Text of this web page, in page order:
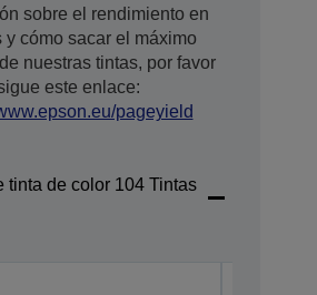
sobre el rendimiento en
y cómo sacar el máximo
nuestras tintas, por favor
este enlace:
pageyield
tinta de color 104 Tintas